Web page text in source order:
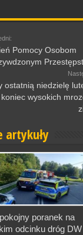
Pomocy Osobom
ostatnią niedzielę
koniec wysokich
artykuły
poranek na
odcinku dróg DW